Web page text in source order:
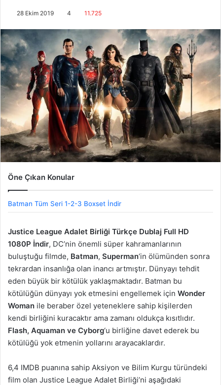
28 Ekim 2019 4 11.725
Öne Çıkan Konular
Batman Tüm Seri 1-2-3 Boxset İndir
Justice League Adalet Birliği Türkçe Dublaj Full HD
1080P İndir, DC’nin önemli süper kahramanlarının
buluştuğu filmde, Batman, Superman‘in ölümünden sonra
tekrardan insanlığa olan inancı artmıştır. Dünyayı tehdit
eden büyük bir kötülük yaklaşmaktadır. Batman bu
kötülüğün dünyayı yok etmesini engellemek için Wonder
Woman ile beraber özel yeteneklere sahip kişilerden
kendi birliğini kuracaktır ama zamanı oldukça kısıtlıdır.
Flash, Aquaman ve Cyborg‘u birliğine davet ederek bu
kötülüğü yok etmenin yollarını arayacaklardır.
6,4 IMDB puanına sahip Aksiyon ve Bilim Kurgu türündeki
film olan Justice League Adalet Birliği’ni aşağıdaki